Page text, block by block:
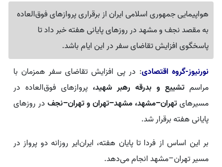
هواپیمایی جمهوری اسلامی ایران از برقراری پروازهای فوق‌العاده
به مقصد نجف و مشهد در روزهای پایانی هفته خبر داد تا
پاسخگوی افزایش تقاضای سفر در این ایام باشد.
نورنیوز-گروه اقتصادی: در پی افزایش تقاضای سفر همزمان با
مراسم تشییع و بدرقه رهبر شهید، پروازهای فوق‌العاده در
مسیرهایتهران–مشهد، مشهد–تهران و تهران–نجف در روزهای
پایانی هفته برقرار شد.
بر این اساس از فردا تا پایان هفته، ایران‌ایر روزانه دو پرواز در
مسیر تهران–مشهد انجام می‌دهد.